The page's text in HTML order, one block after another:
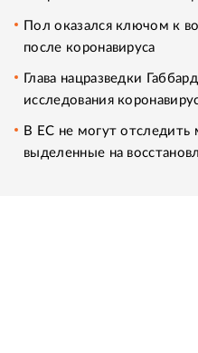
Пол оказался ключом к
после коронавируса
Глава нацразведки
исследования
В ЕС не могут отследить
выделенные на